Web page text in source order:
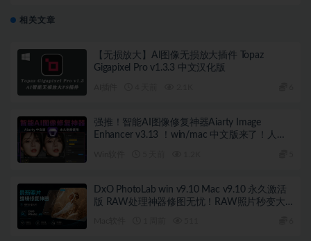
相关文章
【无损放大】AI图像无损放大插件 Topaz
Gigapixel Pro v1.3.3 中文汉化版
强推！智能AI图像修复神器Aiarty Image
Enhancer v3.13 ！win/mac 中文版来了！人脸
DxO PhotoLab win v9.10 Mac v9.10 永久激活
版 RAW处理神器修图无忧！RAW照片秒变大